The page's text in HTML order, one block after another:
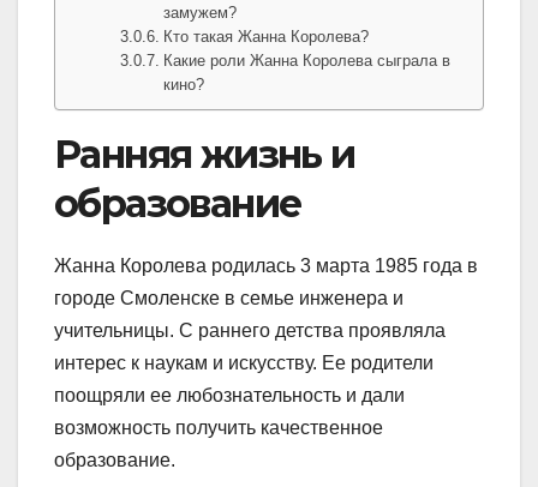
замужем?
Кто такая Жанна Королева?
Какие роли Жанна Королева сыграла в
кино?
Ранняя жизнь и
образование
Жанна Королева родилась 3 марта 1985 года в
городе Смоленске в семье инженера и
учительницы. С раннего детства проявляла
интерес к наукам и искусству. Ее родители
поощряли ее любознательность и дали
возможность получить качественное
образование.